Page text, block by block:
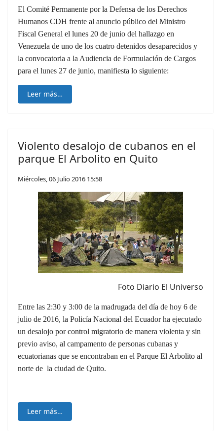
El Comité Permanente por la Defensa de los Derechos
Humanos CDH frente al anuncio público del Ministro
Fiscal General el lunes 20 de junio del hallazgo en
Venezuela de uno de los cuatro detenidos desaparecidos y
la convocatoria a la Audiencia de Formulación de Cargos
para el lunes 27 de junio, manifiesta lo siguiente:
Leer más…
Violento desalojo de cubanos en el
parque El Arbolito en Quito
Miércoles, 06 Julio 2016 15:58
Foto Diario El Universo
Entre las 2:30 y 3:00 de la madrugada del día de hoy 6 de
julio de 2016, la Policía Nacional del Ecuador ha ejecutado
un desalojo por control migratorio de manera violenta y sin
previo aviso, al campamento de personas cubanas y
ecuatorianas que se encontraban en el Parque El Arbolito al
norte de la ciudad de Quito.
Leer más…